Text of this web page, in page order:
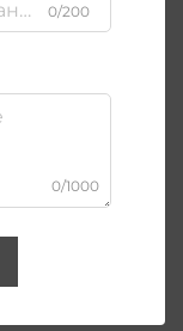
0/200
0/1000